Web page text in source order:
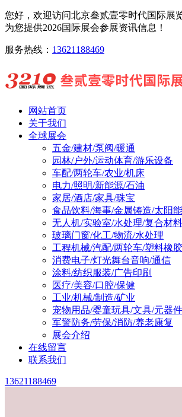
您好，欢迎访问北京叁贰壹零时代国际展
为您提供2026国际展会参展资讯信息！
服务热线： 13621188469
网站首页
关于我们
全球展会
五金/建材/泵阀/暖通
园林/户外/运动体育/游乐设备
车配/两轮车/农业/机床
电力/照明/新能源/石油
家居/酒店/家具/珠宝
食品饮料/海事/金属铸造/太阳
无人机/实验室/水处理/复合材料
玻璃门窗/化工/物流/水处理
工程机械/汽配/两轮车/塑料橡胶
消费电子/灯光舞台音响/通信
涂料/纺织服装/广告印刷
医疗/美容/口腔/保健
工业/机械/制造/矿业
宠物用品/婴童玩具/文具/元器件
军警防务/劳保/消防/养老康复
展会介绍
在线留言
联系我们
13621188469